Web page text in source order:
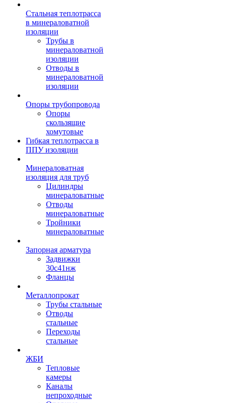
Стальная теплотрасса
в минераловатной
изоляции
Трубы в
минераловатной
изоляции
Отводы в
минераловатной
изоляции
Опоры трубопровода
Опоры
скользящие
хомутовые
Гибкая теплотрасса в
ППУ изоляции
Минераловатная
изоляция для труб
Цилиндры
минераловатные
Отводы
минераловатные
Тройники
минераловатные
Запорная арматура
Задвижки
30с41нж
Фланцы
Металлопрокат
Трубы стальные
Отводы
стальные
Переходы
стальные
ЖБИ
Тепловые
камеры
Каналы
непроходные